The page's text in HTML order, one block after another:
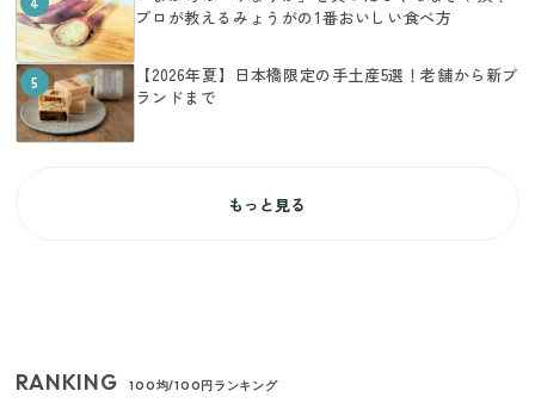
プロが教えるみょうがの1番おいしい食べ方
5
【2026年夏】日本橋限定の手土産5選！老舗から新ブ
ランドまで
もっと見る
RANKING 100均/100円ランキング